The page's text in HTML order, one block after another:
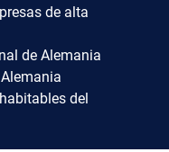
de alta
de Alemania
del